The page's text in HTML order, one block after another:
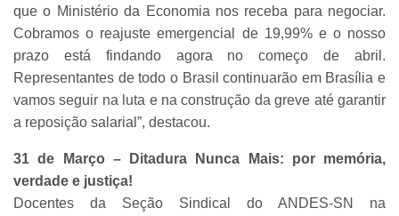
que o Ministério da Economia nos receba para negociar.
Cobramos o reajuste emergencial de 19,99% e o nosso
prazo está findando agora no começo de abril.
Representantes de todo o Brasil continuarão em Brasília e
vamos seguir na luta e na construção da greve até garantir
a reposição salarial”, destacou.
31 de Março – Ditadura Nunca Mais: por memória,
verdade e justiça!
Docentes da Seção Sindical do ANDES-SN na